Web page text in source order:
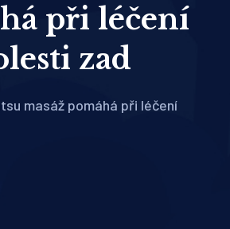
při léčení
zad
masáž pomáhá při léčení